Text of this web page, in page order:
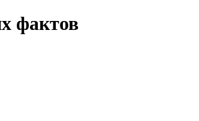
фактов